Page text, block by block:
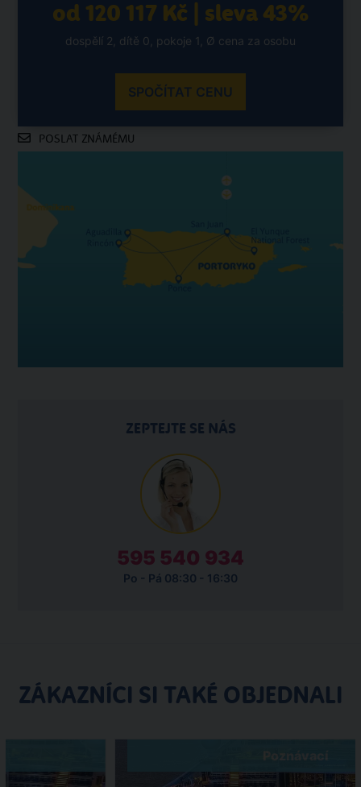
od 120 117 Kč | sleva 43%
dospělí 2, dítě 0, pokoje 1, Ø cena za osobu
SPOČÍTAT CENU
POSLAT ZNÁMÉMU
ZEPTEJTE SE NÁS
595 540 934
Po - Pá 08:30 - 16:30
ZÁKAZNÍCI SI TAKÉ OBJEDNALI
Poznávací